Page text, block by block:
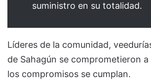
suministro en su totalidad.
Líderes de la comunidad,
de Sahagún se comprometieron
los compromisos se cumplan.